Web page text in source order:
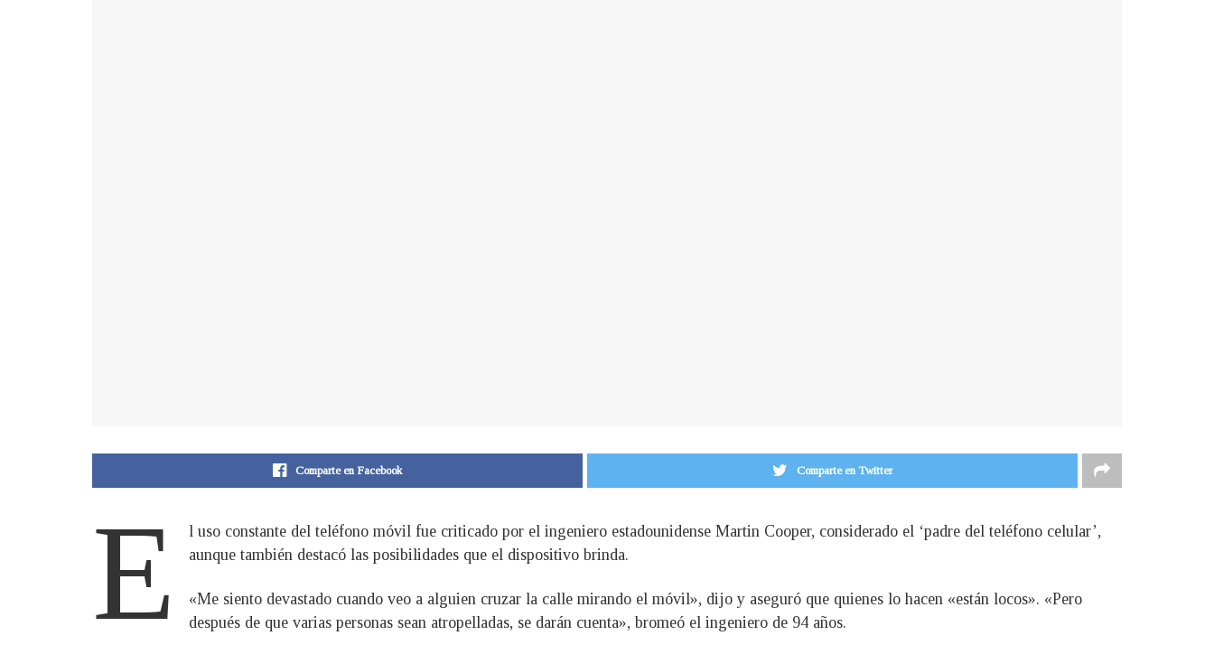
Comparte en Facebook Comparte en Twitter
E
l uso constante del teléfono móvil fue criticado por el ingeniero estadounidense Martin Cooper, considerado el ‘padre del teléfono celular’,
aunque también destacó las posibilidades que el dispositivo brinda.
«Me siento devastado cuando veo a alguien cruzar la calle mirando el móvil», dijo y aseguró que quienes lo hacen «están locos». «Pero
después de que varias personas sean atropelladas, se darán cuenta», bromeó el ingeniero de 94 años.